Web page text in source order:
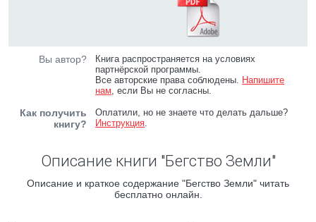
Вы автор?
Книга распространяется на условиях
партнёрской программы.
Все авторские права соблюдены. Напишите
нам, если Вы не согласны.
Как получить
книгу?
Оплатили, но не знаете что делать дальше?
Инструкция.
Описание книги "Бегство Земли"
Описание и краткое содержание "Бегство Земли" читать
бесплатно онлайн.